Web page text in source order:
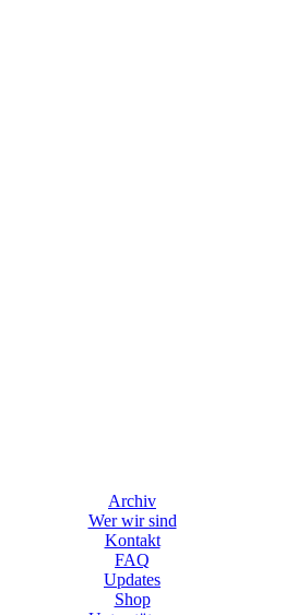
Archiv
Wer wir sind
Kontakt
FAQ
Updates
Shop